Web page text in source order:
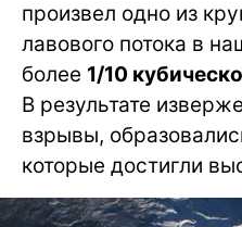
произвел одно из
лавового потока в
более 1/10
В результате
взрывы,
которые достигли